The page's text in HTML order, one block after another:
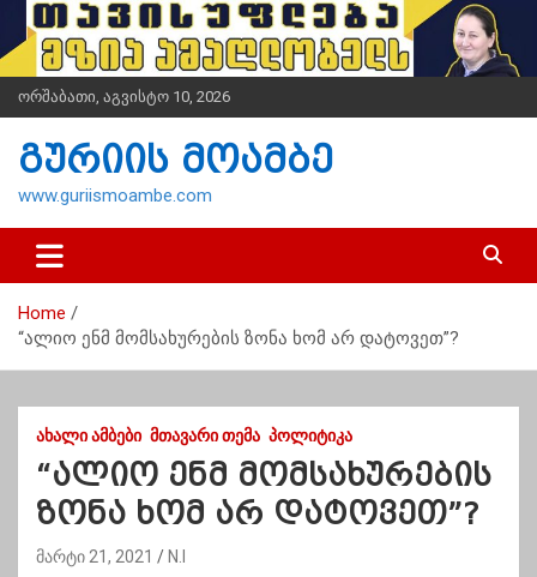
i
t
n
ორშაბათი, აგვისტო 10, 2026
გურიის მოამბე
www.guriismoambe.com
Home
“ალიო ენმ მომსახურების ზონა ხომ არ დატოვეთ”?
ᲐᲮᲐᲚᲘ ᲐᲛᲑᲔᲑᲘ ᲛᲗᲐᲕᲐᲠᲘ ᲗᲔᲛᲐ ᲞᲝᲚᲘᲢᲘᲙᲐ
“ალიო ენმ მომსახურების
ზონა ხომ არ დატოვეთ”?
მარტი 21, 2021 N.I